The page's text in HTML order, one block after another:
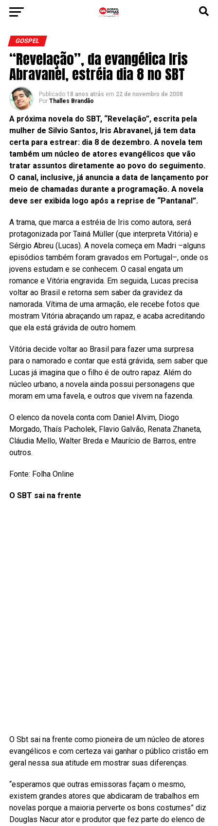
GOSPEL
“Revelação”, da evangélica Iris
Abravanel, estréia dia 8 no SBT
Publicado 18 anos atrás em 22 de novembro de 2008
Por Thalles Brandão
A próxima novela do SBT, “Revelação”, escrita pela
mulher de Silvio Santos, Iris Abravanel, já tem data
certa para estrear: dia 8 de dezembro. A novela tem
também um núcleo de atores evangélicos que vão
tratar assuntos diretamente ao povo do seguimento.
O canal, inclusive, já anuncia a data de lançamento por
meio de chamadas durante a programação. A novela
deve ser exibida logo após a reprise de “Pantanal”.
A trama, que marca a estréia de Iris como autora, será
protagonizada por Tainá Müller (que interpreta Vitória) e
Sérgio Abreu (Lucas). A novela começa em Madri –alguns
episódios também foram gravados em Portugal–, onde os
jovens estudam e se conhecem. O casal engata um
romance e Vitória engravida. Em seguida, Lucas precisa
voltar ao Brasil e retorna sem saber da gravidez da
namorada. Vítima de uma armação, ele recebe fotos que
mostram Vitória abraçando um rapaz, e acaba acreditando
que ela está grávida de outro homem.
Vitória decide voltar ao Brasil para fazer uma surpresa
para o namorado e contar que está grávida, sem saber que
Lucas já imagina que o filho é de outro rapaz. Além do
núcleo urbano, a novela ainda possui personagens que
moram em uma favela, e outros que vivem na fazenda.
O elenco da novela conta com Daniel Alvim, Diogo
Morgado, Thaís Pacholek, Flavio Galvão, Renata Zhaneta,
Cláudia Mello, Walter Breda e Maurício de Barros, entre
outros.
Fonte: Folha Online
O SBT sai na frente
O Sbt sai na frente como pioneira de um núcleo de atores
evangélicos e com certeza vai ganhar o público cristão em
geral nessa sua atitude em mostrar suas diferenças.
“esperamos que outras emissoras façam o mesmo,
existem grandes atores que abdicaram de trabalhos em
novelas porque a maioria perverte os bons costumes” diz
Douglas Nacur ator e produtor que fez parte do elenco de